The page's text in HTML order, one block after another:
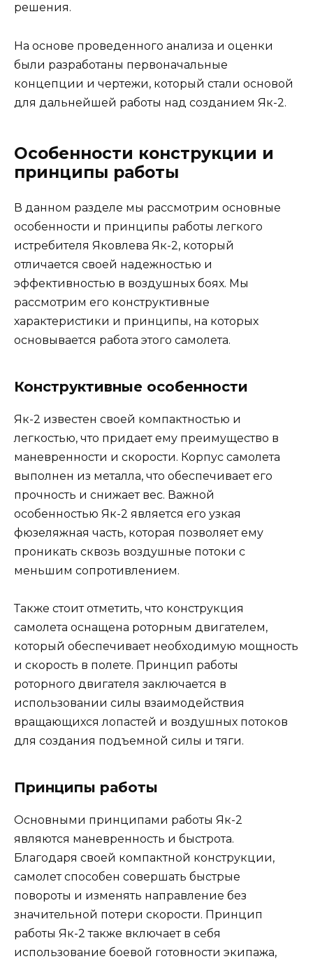
решения.
На основе проведенного анализа и оценки
были разработаны первоначальные
концепции и чертежи, который стали основой
для дальнейшей работы над созданием Як-2.
Особенности конструкции и
принципы работы
В данном разделе мы рассмотрим основные
особенности и принципы работы легкого
истребителя Яковлева Як-2, который
отличается своей надежностью и
эффективностью в воздушных боях. Мы
рассмотрим его конструктивные
характеристики и принципы, на которых
основывается работа этого самолета.
Конструктивные особенности
Як-2 известен своей компактностью и
легкостью, что придает ему преимущество в
маневренности и скорости. Корпус самолета
выполнен из металла, что обеспечивает его
прочность и снижает вес. Важной
особенностью Як-2 является его узкая
фюзеляжная часть, которая позволяет ему
проникать сквозь воздушные потоки с
меньшим сопротивлением.
Также стоит отметить, что конструкция
самолета оснащена роторным двигателем,
который обеспечивает необходимую мощность
и скорость в полете. Принцип работы
роторного двигателя заключается в
использовании силы взаимодействия
вращающихся лопастей и воздушных потоков
для создания подъемной силы и тяги.
Принципы работы
Основными принципами работы Як-2
являются маневренность и быстрота.
Благодаря своей компактной конструкции,
самолет способен совершать быстрые
повороты и изменять направление без
значительной потери скорости. Принцип
работы Як-2 также включает в себя
использование боевой готовности экипажа,